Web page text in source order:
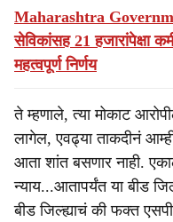
Maharashtra
सेविकांसह 21 हजारांपेक्षा
महत्वपूर्ण निर्णय
ते म्हणाले, त्या मोकाट
लागेल, एवढ्या ताकदीनं
आता शांत बसणार नाही.
न्याय...आतापर्यंत या बीड
बीड जिल्ह्याचं की फक्त